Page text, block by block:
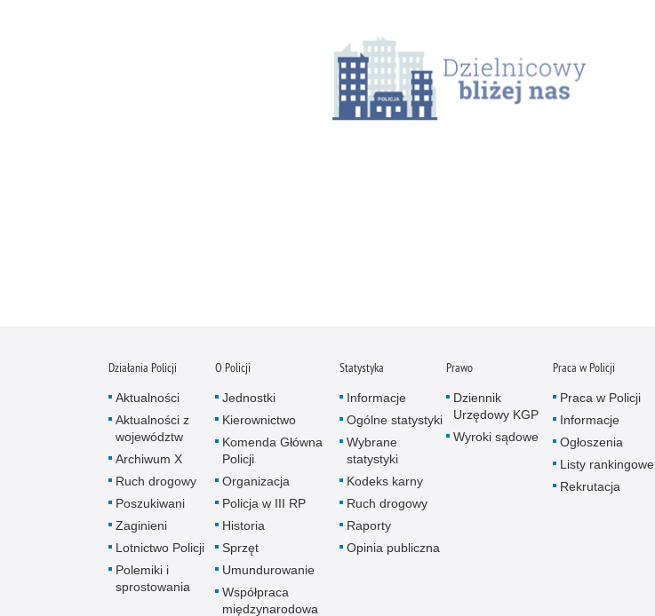
Działania Policji
Aktualności
Aktualności z
województw
Archiwum X
Ruch drogowy
Poszukiwani
Zaginieni
Lotnictwo Policji
Polemiki i
sprostowania
O Policji
Jednostki
Kierownictwo
Komenda Główna
Policji
Organizacja
Policja w III RP
Historia
Sprzęt
Umundurowanie
Współpraca
międzynarodowa
Statystyka
Informacje
Ogólne statystyki
Wybrane
statystyki
Kodeks karny
Ruch drogowy
Raporty
Opinia publiczna
Prawo
Dziennik
Urzędowy KGP
Wyroki sądowe
Praca w Policji
Praca w Policji
Informacje
Ogłoszenia
Listy rankingowe
Rekrutacja